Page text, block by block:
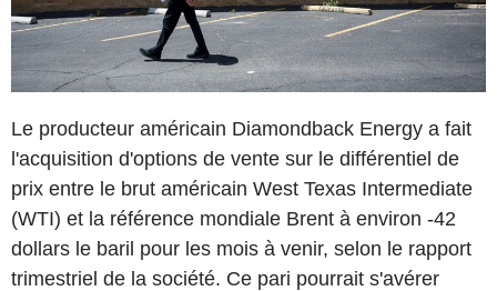
Le producteur américain Diamondback Energy a fait
l'acquisition d'options de vente sur le différentiel de
prix entre le brut américain West Texas Intermediate
(WTI) et la référence mondiale Brent à environ -42
dollars le baril pour les mois à venir, selon le rapport
trimestriel de la société. Ce pari pourrait s'avérer